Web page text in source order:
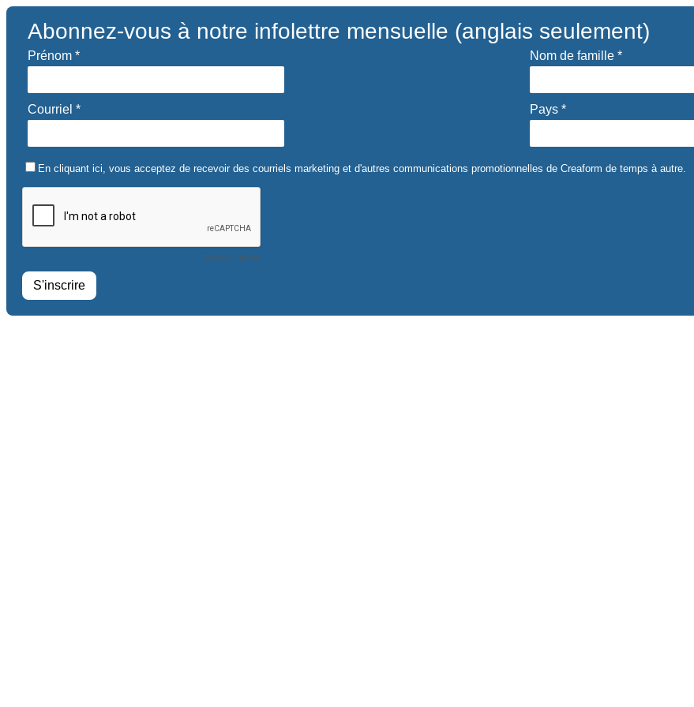
Abonnez-vous à notre infolettre mensuelle (anglais seulement)
Prénom * Nom de famille *
Courriel * Pays *
En cliquant ici, vous acceptez de recevoir des courriels marketing et d'autres communications promotionnelles de Creaform de temps à autre.
Privacy - Terms